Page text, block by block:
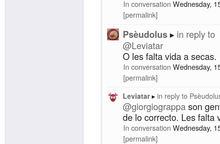
In conversation Wednesday,
permalink
Psèudolus
in reply to
@Leviatar
O les falta vida a secas.
In conversation Wednesday,
permalink
Leviatar in reply to
@giorgiograppason
de lo correcto. Les falta
In conversation Wednesday,
permalink